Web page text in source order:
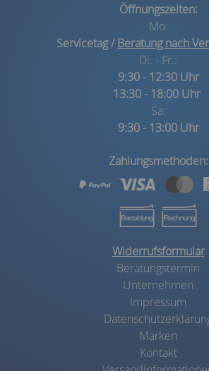
Öffnungszeiten:
Mo:
Servicetag /Beratung nach
Di. - Fr.:
9:30 - 12:30 Uhr
13:30 - 18:00 Uhr
Sa:
9:30 - 13:00 Uhr
Zahlungsmethoden:
Widerrufsformular
Beratungstermin
Unternehmen
Impressum
Marken
Kontakt